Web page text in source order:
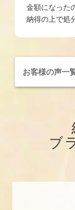
金額になった
納得の上で処
お客様の声一
ブ